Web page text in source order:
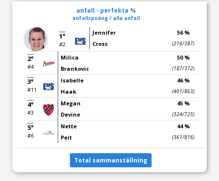
anfall - perfekta %
anfallspoäng / alla anfall
1°
#2
Jennifer
Cross
56 %
(216/387)
2°
#4
Milica
Brankovic
50 %
(187/372)
3°
#11
Isabelle
Haak
46 %
(401/863)
4°
#3
Megan
Devine
45 %
(324/725)
5°
#6
Nette
Peit
44 %
(361/816)
Total sammanställning